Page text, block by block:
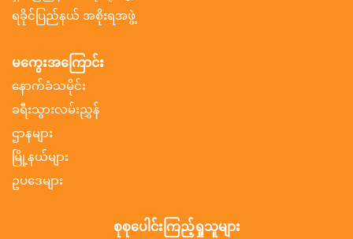
ရခိုင်ပြည်နယ် အစိုးရအဖွဲ့
မကွေးအကြောင်း
နောက်ခံသမိုင်း
ခရီးသွားလမ်းညွှန်
ဌာနများ
မြို့နယ်များ
ဥပဒေများ
စုစုပေါင်းကြည့်ရှုသူများ